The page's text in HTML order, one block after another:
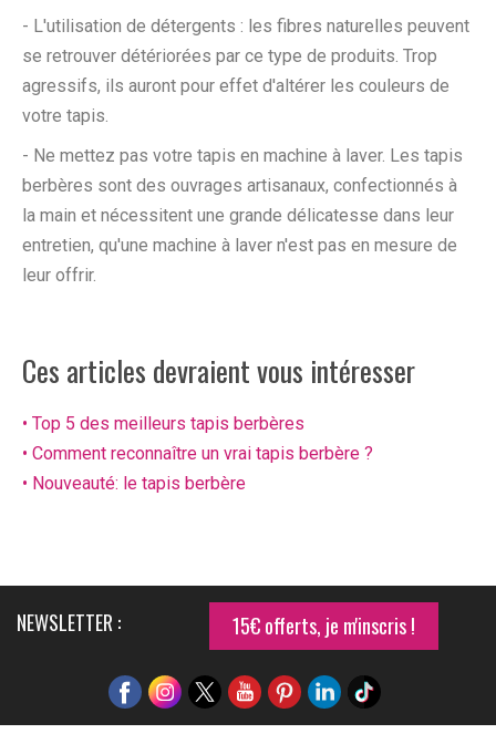
- L'utilisation de détergents : les fibres naturelles peuvent
se retrouver détériorées par ce type de produits. Trop
agressifs, ils auront pour effet d'altérer les couleurs de
votre tapis.
- Ne mettez pas votre tapis en machine à laver. Les tapis
berbères sont des ouvrages artisanaux, confectionnés à
la main et nécessitent une grande délicatesse dans leur
entretien, qu'une machine à laver n'est pas en mesure de
leur offrir.
Ces articles devraient vous intéresser
• Top 5 des meilleurs tapis berbères
• Comment reconnaître un vrai tapis berbère ?
• Nouveauté: le tapis berbère
NEWSLETTER : 15€ offerts, je m'inscris !